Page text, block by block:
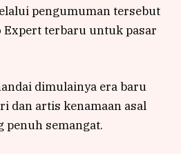
pengumuman tersebut
Expert terbaru untuk pasar
dimulainya era baru
dan artis kenamaan asal
penuh semangat.